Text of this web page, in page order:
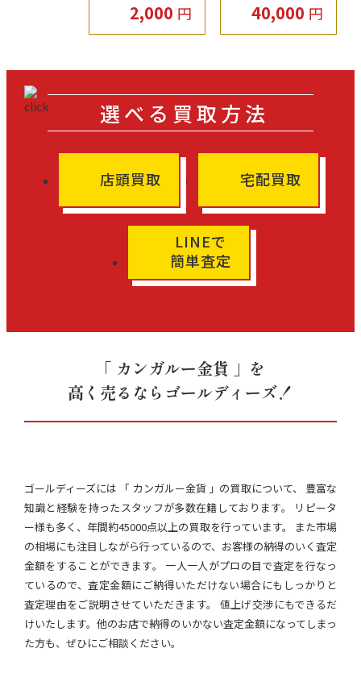
2,000 円 40,000 円
選べる買取方法
店頭買取 宅配買取
LINEで
簡単査定
「 カンガルー金貨 」を
高く売るならゴールディーズ！
ゴールディーズには 「 カンガルー金貨 」の買取について、 豊富な
知識と経験を持ったスタッフが多数在籍しております。 リピータ
ー様も多く、年間約45000点以上の買取を行っています。 また市場
の相場にも注目しながら行っているので、お客様の納得のいく査定
金額をすることができます。 一人一人がプロの目で査定を行なっ
ているので、査定金額にご納得いただけない場合にもしっかりと
査定理由をご説明させていただきます。 値上げ交渉にもできるだ
けいたします。他のお店で納得のいかない査定金額になってしまっ
た方も、ぜひにご相談ください。